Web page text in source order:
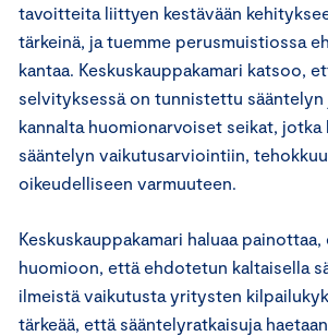
tavoitteita liittyen kestävään
tärkeinä, ja tuemme perusmuistiossa
kantaa. Keskuskauppakamari katsoo,
selvityksessä on tunnistettu
kannalta huomionarvoiset seikat,
sääntelyn vaikutusarviointiin,
oikeudelliseen varmuuteen.
Keskuskauppakamari haluaa
huomioon, että ehdotetun kaltaisella
ilmeistä vaikutusta yritysten
tärkeää, että sääntelyratkaisuja